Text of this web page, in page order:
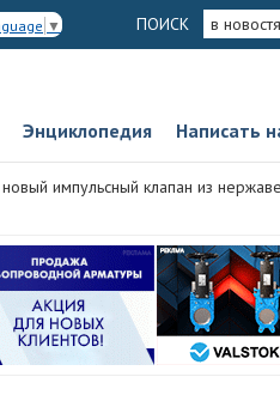
▼ ПОИСК в
Энциклопедия Написать
импульсный клапан из